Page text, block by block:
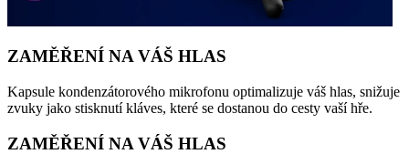
ZAMĚŘENÍ NA VÁŠ HLAS
Kapsule kondenzátorového mikrofonu optimalizuje váš hlas, snižuje
zvuky jako stisknutí kláves, které se dostanou do cesty vaší hře.
ZAMĚŘENÍ NA VÁŠ HLAS